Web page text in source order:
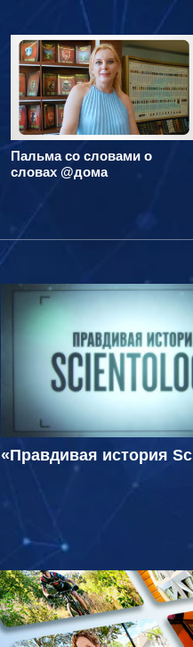
Пальма со словами о
словах @дома
«Правдивая история